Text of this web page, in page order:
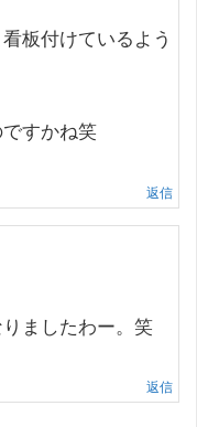
板付けているよう
すかね笑
返信
ましたわー。笑
返信